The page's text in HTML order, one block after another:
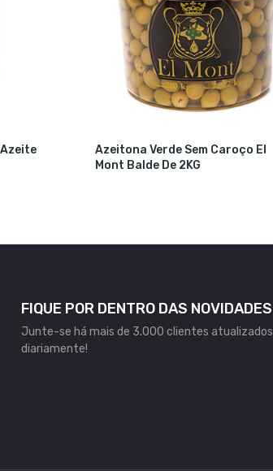
Azeitona Verde Sem Caroço El
Mont Balde De 2KG
FIQUE POR DENTRO DAS NOVIDADES
Junte-se há mais de 3.000 clientes atualizados
diariamente!